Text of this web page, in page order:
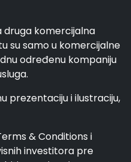
druga komercijalna
su samo u komercijalne
određenu kompaniju
prezentaciju i ilustraciju,
& Conditions i
investitora pre